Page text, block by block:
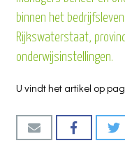
binnen het
Rijkswaterstaat,
onderwijsinstellingen.
U vindt het artikel op